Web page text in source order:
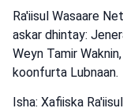
Ra'iisul Wasaare
askar dhintay:
Weyn Tamir
koonfurta Lubnaan.
Isha: Xafiiska